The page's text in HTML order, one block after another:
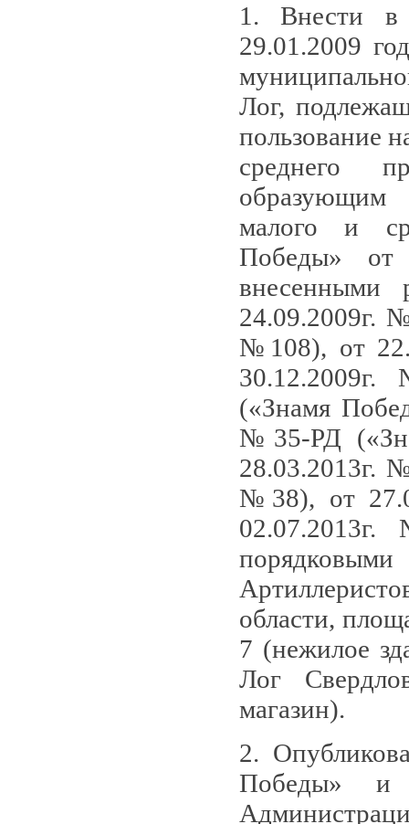
1. Внести в
29.01.2009
Лог,
пользование
среднего
образующим
малого и
Победы» от
внесенными
24.09.2009г.
№108), от
(«Знамя
№35-РД
28.03.2013г.
№38), от
области,
7 (нежилое
Лог
магазин).
2.
Победы» и